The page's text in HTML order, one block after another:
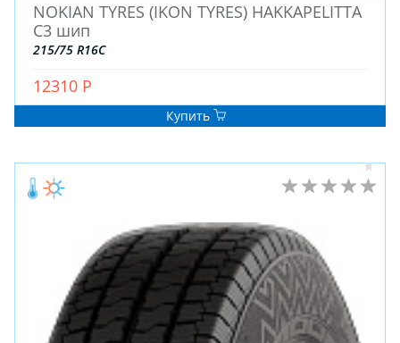
NOKIAN TYRES (IKON TYRES) HAKKAPELITTA
C3 шип
215/75 R16C
12310 Р
Купить